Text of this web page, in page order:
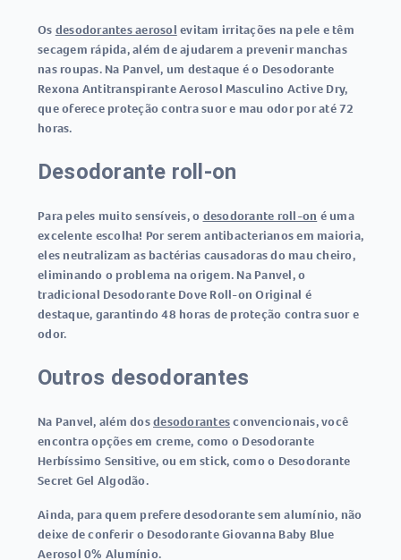
Os desodorantes aerosol evitam irritações na pele e têm
secagem rápida, além de ajudarem a prevenir manchas
nas roupas. Na Panvel, um destaque é o Desodorante
Rexona Antitranspirante Aerosol Masculino Active Dry,
que oferece proteção contra suor e mau odor por até 72
horas.
Desodorante roll-on
Para peles muito sensíveis, o desodorante roll-on é uma
excelente escolha! Por serem antibacterianos em maioria,
eles neutralizam as bactérias causadoras do mau cheiro,
eliminando o problema na origem. Na Panvel, o
tradicional Desodorante Dove Roll-on Original é
destaque, garantindo 48 horas de proteção contra suor e
odor.
Outros desodorantes
Na Panvel, além dosdesodorantesconvencionais, você
encontra opções em creme, como o Desodorante
Herbíssimo Sensitive, ou em stick, como o Desodorante
Secret Gel Algodão.
Ainda, para quem prefere desodorante sem alumínio, não
deixe de conferir o Desodorante Giovanna Baby Blue
Aerosol 0% Alumínio.